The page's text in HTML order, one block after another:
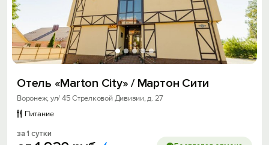
Отель «Marton City» / Мартон Сити
Воронеж, ул/ 45 Стрелковой Дивизии, д. 27
Питание
за 1 сутки